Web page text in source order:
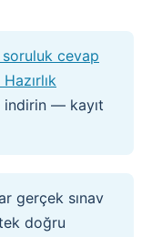
cevap
Hazırlık
indirin — kayıt
gerçek sınav
doğru